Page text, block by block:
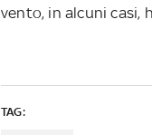
vento, in alcuni casi,
TAG: